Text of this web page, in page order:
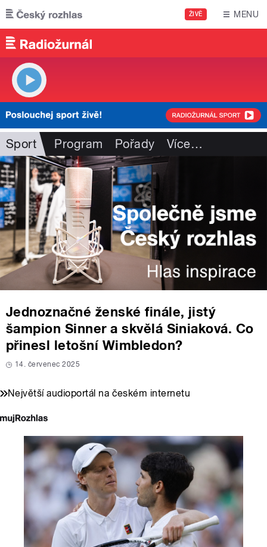
Přejít k hlavnímu obsahu
ŽIVĚ MENU
Sport Program Pořady Více…
Jednoznačné ženské finále, jistý
šampion Sinner a skvělá Siniaková. Co
přinesl letošní Wimbledon?
14. červenec 2025
Největší audioportál na českém internetu